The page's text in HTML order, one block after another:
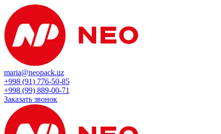
maria@neopack.uz
+998 (91) 776-50-85
+998 (99) 889-00-71
Заказать звонок